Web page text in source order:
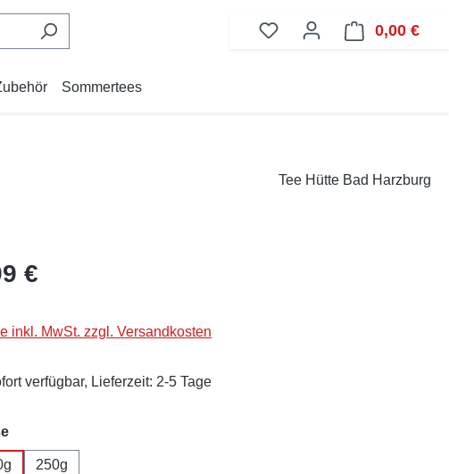
0,00 €
Sommertees
Tee Hütte Bad Harzburg
Preis:
€
inkl. MwSt. zzgl. Versandkosten
verfügbar, Lieferzeit: 2-5 Tage
auswählen
250g